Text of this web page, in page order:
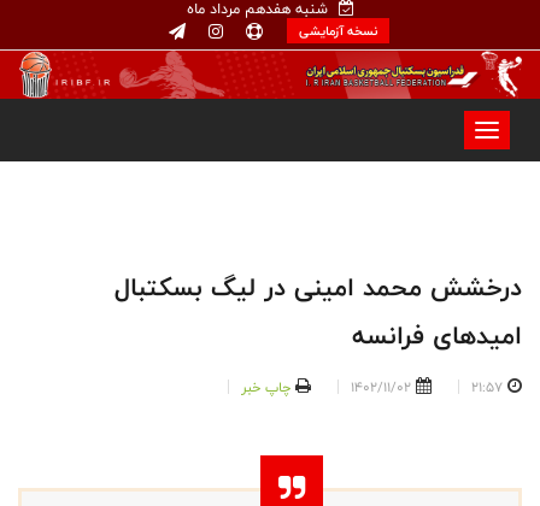
شنبه هفدهم مرداد ماه
نسخه آزمایشی
درخشش محمد امینی در لیگ بسکتبال
امیدهای فرانسه
21:57
1402/11/02 چاپ خبر